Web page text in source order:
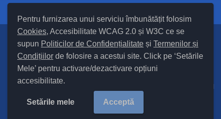
Pentru furnizarea unui serviciu îmbunătățit folosim
Cookies, Accesibilitate WCAG 2.0 și W3C ce se
supun Politicilor de Confidențialitate și Termenilor și
Condițiilor de folosire a acestui site. Click pe ‘Setările
Mele’ pentru activare/dezactivare opțiuni
accesibilitate.
Setările mele Acceptă
Setări Cookies și Accesibilitate
Cod Județ 24 / Județul Iași / Tipul UAT – 14 – C – Comună / Codul
SIRUTA al Unității Administrativ Teritoriale COMUNA Mironeasa
97875/ |Site Vechi